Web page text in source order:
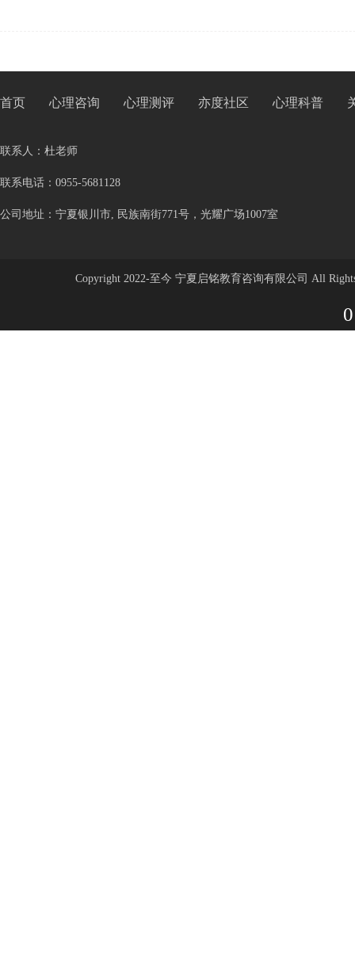
首页 心理咨询 心理测评 亦度社区 心理科普
联系人：杜老师
联系电话：0955-5681128
公司地址：宁夏银川市, 民族南街771号，光耀广场1007室
Copyright 2022-至今 宁夏启铭教育咨询有限公司 All